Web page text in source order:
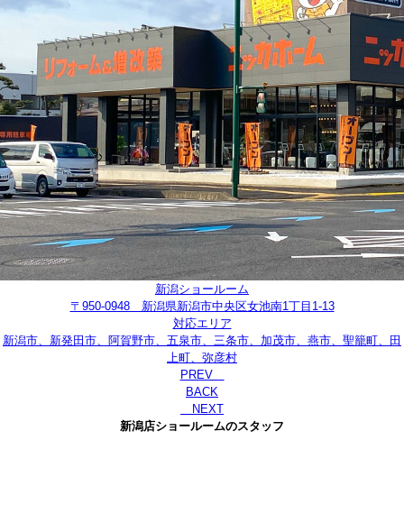
新潟ショールーム
〒950-0948 新潟県新潟市中央区女池南1丁目1-13
対応エリア
新潟市、新発田市、阿賀野市、五泉市、三条市、加茂市、燕市、聖籠町、田
上町、弥彦村
PREV
BACK
NEXT
新潟店ショールームのスタッフ